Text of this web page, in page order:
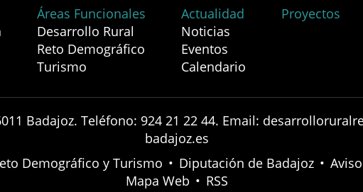
Áreas Funcionales
Desarrollo Rural
Reto Demográfico
Turismo
Actualidad
Noticias
Eventos
Calendario
Proyectos
Badajoz. Teléfono: 924 21 22 44. Email:
badajoz.es
Demográfico y Turismo • Diputación de Badajoz •
Mapa Web • RSS